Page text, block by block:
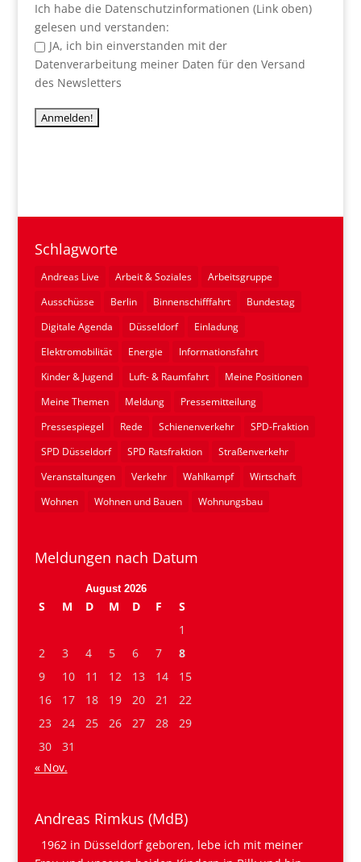
Ich habe die Datenschutzinformationen (Link oben)
gelesen und verstanden:
JA, ich bin einverstanden mit der
Datenverarbeitung meiner Daten für den Versand
des Newsletters
Schlagworte
Andreas Live Arbeit & Soziales
Arbeitsgruppe
Ausschüsse
Berlin Binnenschifffahrt
Bundestag
Digitale Agenda
Düsseldorf
Einladung
Elektromobilität
Energie
Informationsfahrt
Kinder & Jugend
Luft- & Raumfahrt
Meine Positionen
Meine Themen
Meldung
Pressemitteilung
Pressespiegel
Rede Schienenverkehr
SPD-Fraktion
SPD Düsseldorf
SPD Ratsfraktion
Straßenverkehr
Veranstaltungen
Verkehr Wahlkampf
Wirtschaft
Wohnen
Wohnen und Bauen Wohnungsbau
Meldungen nach Datum
August 2026
S M D M D F
S
1
2
3 4 5 6 7
8
9
10 11 12 13 14
15
16
17 18 19 20 21
22
23
24 25 26 27 28
29
30
31
« Nov.
Andreas Rimkus (MdB)
1962 in Düsseldorf geboren, lebe ich mit meiner